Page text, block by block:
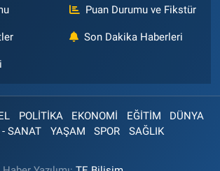
Puan Durumu ve Fikstür
Son Dakika Haberleri
POLİTİKA EKONOMİ EĞİTİM
DÜNYA
- SANAT
YAŞAM SPOR SAĞLIK